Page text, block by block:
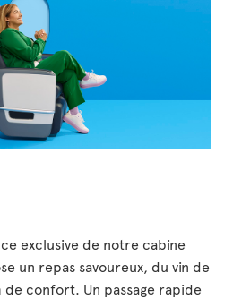
exclusive de notre cabine
un repas savoureux, du vin de
confort. Un passage rapide